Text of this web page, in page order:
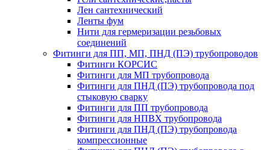
Лен сантехнический
Ленты фум
Нити для гермеризации резьбовых
соединений
Фитинги для ПП, МП, ПНД (ПЭ) трубопроводов
Фитинги КОРСИС
Фитинги для МП трубопровода
Фитинги для ПНД (ПЭ) трубопровода под
стыковую сварку
Фитинги для ПП трубопровода
Фитинги для НПВХ трубопровода
Фитинги для ПНД (ПЭ) трубопровода
компрессионные